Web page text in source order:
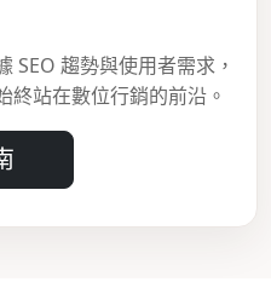
SEO 趨勢與使用者需求，
終站在數位行銷的前沿。